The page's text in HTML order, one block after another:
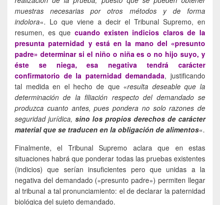
muestras necesarias por otros métodos y de forma
indolora«. Lo que viene a decir el Tribunal Supremo, en
resumen, es que cuando existen indicios claros de la
presunta paternidad y está en la mano del «presunto
padre» determinar si el niño o niña es o no hijo suyo, y
éste se niega, esa negativa tendrá carácter
confirmatorio de la paternidad demandada, justificando
tal medida en el hecho de que «resulta deseable que la
determinación de la filiación respecto del demandado se
produzca cuanto antes, pues pondera no solo razones de
seguridad jurídica, sino los propios derechos de carácter
material que se traducen en la obligación de alimentos«.
Finalmente, el Tribunal Supremo aclara que en estas
situaciones habrá que ponderar todas las pruebas existentes
(indicios) que serían insuficientes pero que unidas a la
negativa del demandado («presunto padre») permiten llegar
al tribunal a tal pronunciamiento: el de declarar la paternidad
biológica del sujeto demandado.